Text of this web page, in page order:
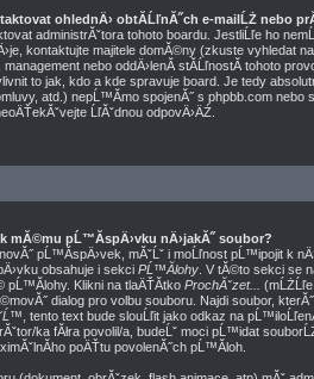
ohlednÄ› obtĂ­ĹľnĂ˝ch e-mailĹŻ nebo
administrĂˇtora tohoto boardu. JestliĹľe ho
kontaktujte majitele domĂ©ny (zkuste vyhledat
nebo oddÄ›lenĂ­ stĂ­ĹľnostĂ­ tohoto
to jak, kdo a kde spravuje board. Je tedy
atd.) nepĹ™Ă­mo spojenĂ˝ s phpbb.com
ĹľĂˇdnou odpovÄ›ÄŹ.
mĂ©mu pĹ™Ă­spÄ›vku nÄ›jakĂ˝ soubor?
pĹ™Ă­spÄ›vek, mĂˇĹˇ i moĹľnost pĹ™ipojit k
obsahuje i sekci PĹ™Ă­lohy . V tĂ©to sekci se
pĹ™Ă­lohy. Klikni na tlaÄŤĂ­tko ProchĂˇzet...
dialog pro volbu souboru. Najdi soubor,
, tento text bude slouĹľit jako odkaz na
ka fĂłra povolil/a, budeĹˇ moci pĹ™idat
poÄŤtu povolenĂ˝ch pĹ™Ă­loh.